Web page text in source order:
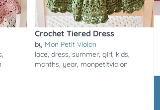
,
Crochet Tiered Dress
by Mon Petit Violon
lace,dress,summer,girl, kids,
months, year, monpetitviolon